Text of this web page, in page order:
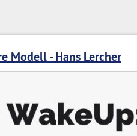
Modell - Hans Lercher